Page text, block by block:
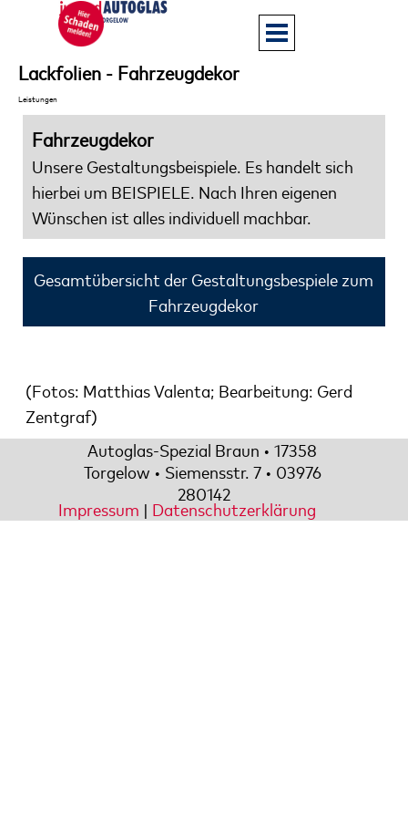
Direkt zum Seiteninhalt
Menü überspringen
Lackfolien - Fahrzeugdekor
Leistungen
Fahrzeugdekor
Unsere Gestaltungsbeispiele. Es handelt sich
hierbei um BEISPIELE. Nach Ihren eigenen
Wünschen ist alles individuell machbar.
Gesamtübersicht der Gestaltungsbespiele zum
Fahrzeugdekor
(Fotos: Matthias Valenta; Bearbeitung: Gerd
Zentgraf)
Autoglas-Spezial Braun • 17358
Torgelow • Siemensstr. 7 • 03976
280142
Impressum | Datenschutzerklärung